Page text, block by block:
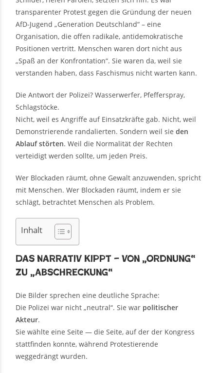
transparenter Protest gegen die Gründung der neuen
AfD-Jugend „Generation Deutschland“ – eine
Organisation, die offen radikale, antidemokratische
Positionen vertritt. Menschen waren dort nicht aus
„Spaß an der Konfrontation“. Sie waren da, weil sie
verstanden haben, dass Faschismus nicht warten kann.
Die Antwort der Polizei? Wasserwerfer, Pfefferspray,
Schlagstöcke.
Nicht, weil es Angriffe auf Einsatzkräfte gab. Nicht, weil
Demonstrierende randalierten. Sondern weil sieden
Ablauf störten. Weil die Normalität der Rechten
verteidigt werden sollte, um jeden Preis.
Wer Blockaden räumt, ohne Gewalt anzuwenden, spricht
mit Menschen. Wer Blockaden räumt, indem er sie
schlägt, betrachtet Menschen als Problem.
Inhalt
Das Narrativ kippt – von „Ordnung“
zu „Abschreckung“
Die Bilder sprechen eine deutliche Sprache:
Die Polizei war nicht „neutral“. Sie war politischer
Akteur.
Sie wählte eine Seite — die Seite, auf der der Kongress
stattfinden konnte, während Protestierende
weggedrängt wurden.